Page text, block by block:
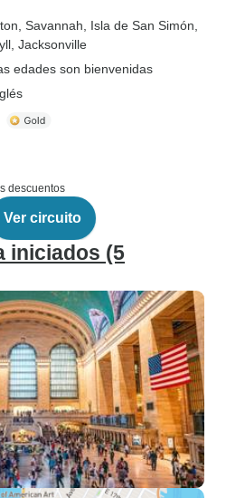
, Savannah , Isla de San Simón
, Jacksonville
edades son bienvenidas
descuentos
Ver circuito
iniciados (5